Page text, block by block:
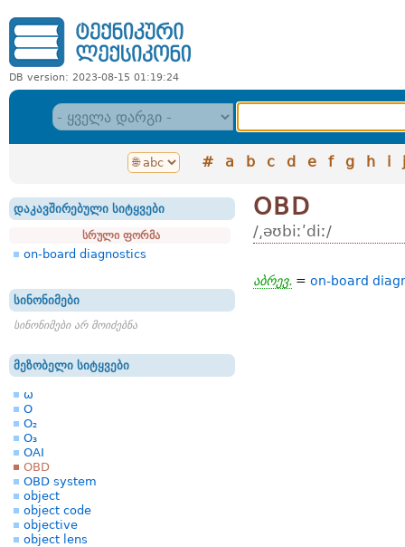
DB version: 2023-08-15 01:19:24
# a b c d e f g h i j
დაკავშირებული სიტყვები
სრული ფორმა
on-board diagnostics
სინონიმები
სინონიმები არ მოიძებნა
მეზობელი სიტყვები
ω
O
O₂
O₃
OAI
OBD
OBD system
object
object code
objective
object lens
OBD
/͵əʊbiːʹdiː/
აბრევ. = on-board